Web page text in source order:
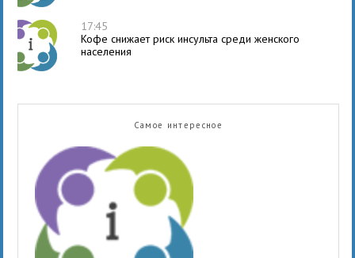
17:45
Кофе снижает риск инсульта среди женского
населения
Самое интересное